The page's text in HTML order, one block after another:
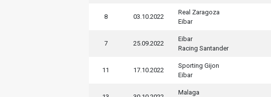
8 03.10.2022
Real Zaragoza
Eibar
7 25.09.2022
Eibar
Racing Santander
11 17.10.2022
Sporting Gijon
Eibar
Malaga